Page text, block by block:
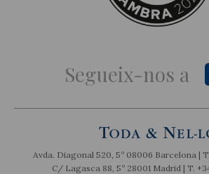
Segueix-nos a
Avda. Diagonal 520, 5º 08006 Barcelona | T.
C/ Lagasca 88, 5º 28001 Madrid | T.